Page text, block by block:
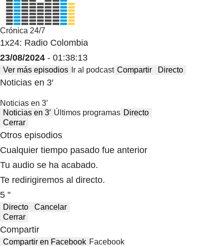
Crónica 24/7
1x24: Radio Colombia
23/08/2024 - 01:38:13
Ver más episodios Ir al podcast Compartir Directo
Noticias en 3′
Noticias en 3′
Noticias en 3′ Últimos programas Directo
Cerrar
Otros episodios
Cualquier tiempo pasado fue anterior
Tu audio se ha acabado.
Te redirigiremos al directo.
5 "
Directo
Cancelar
Cerrar
Compartir
Compartir en Facebook Facebook